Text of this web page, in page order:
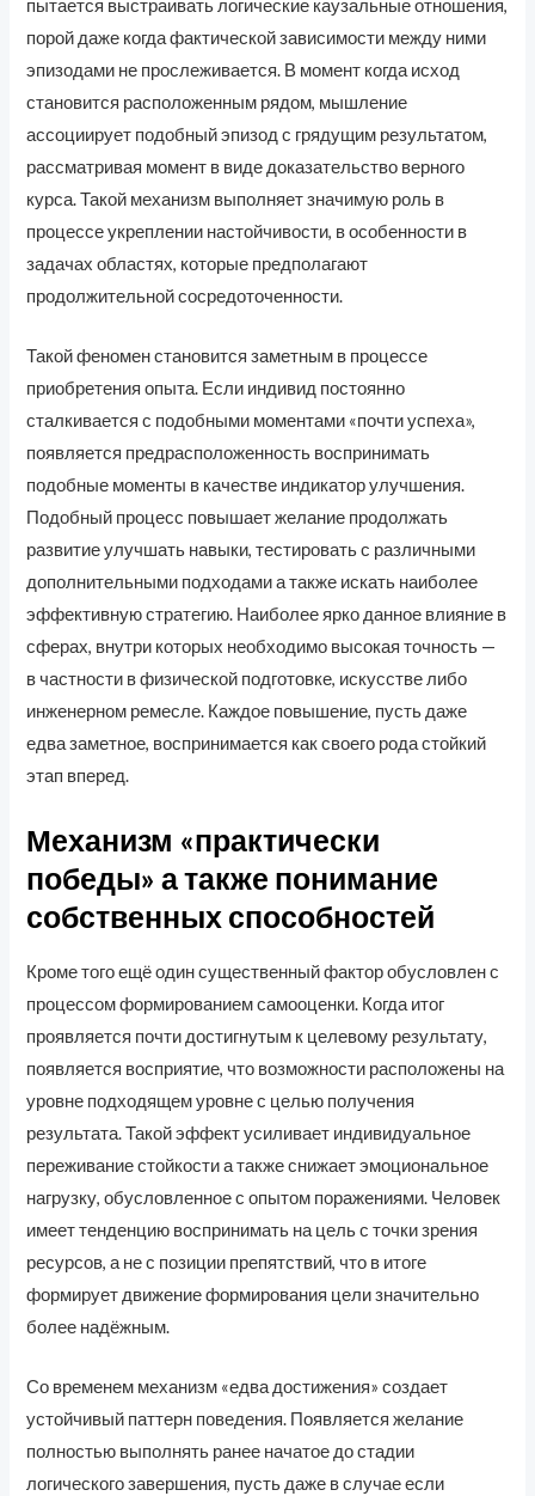
пытается выстраивать логические каузальные отношения,
порой даже когда фактической зависимости между ними
эпизодами не прослеживается. В момент когда исход
становится расположенным рядом, мышление
ассоциирует подобный эпизод с грядущим результатом,
рассматривая момент в виде доказательство верного
курса. Такой механизм выполняет значимую роль в
процессе укреплении настойчивости, в особенности в
задачах областях, которые предполагают
продолжительной сосредоточенности.
Такой феномен становится заметным в процессе
приобретения опыта. Если индивид постоянно
сталкивается с подобными моментами «почти успеха»,
появляется предрасположенность воспринимать
подобные моменты в качестве индикатор улучшения.
Подобный процесс повышает желание продолжать
развитие улучшать навыки, тестировать с различными
дополнительными подходами а также искать наиболее
эффективную стратегию. Наиболее ярко данное влияние в
сферах, внутри которых необходимо высокая точность —
в частности в физической подготовке, искусстве либо
инженерном ремесле. Каждое повышение, пусть даже
едва заметное, воспринимается как своего рода стойкий
этап вперед.
Механизм «практически
победы» а также понимание
собственных способностей
Кроме того ещё один существенный фактор обусловлен с
процессом формированием самооценки. Когда итог
проявляется почти достигнутым к целевому результату,
появляется восприятие, что возможности расположены на
уровне подходящем уровне с целью получения
результата. Такой эффект усиливает индивидуальное
переживание стойкости а также снижает эмоциональное
нагрузку, обусловленное с опытом поражениями. Человек
имеет тенденцию воспринимать на цель с точки зрения
ресурсов, а не с позиции препятствий, что в итоге
формирует движение формирования цели значительно
более надёжным.
Со временем механизм «едва достижения» создает
устойчивый паттерн поведения. Появляется желание
полностью выполнять ранее начатое до стадии
логического завершения, пусть даже в случае если